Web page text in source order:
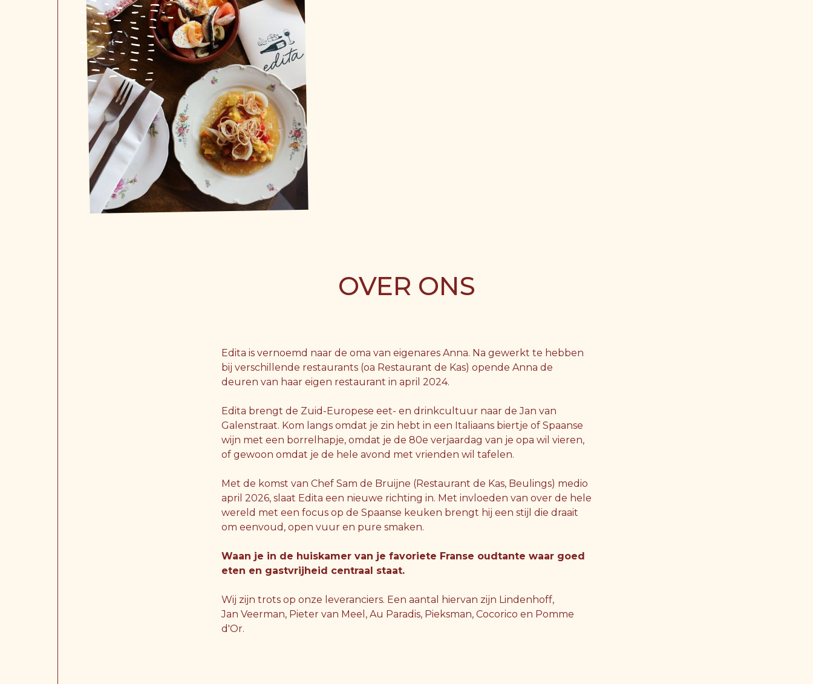
OVER ONS
Edita is vernoemd naar de oma van eigenares Anna. Na gewerkt te hebben
bij verschillende restaurants (oa Restaurant de Kas) opende Anna de
deuren van haar eigen restaurant in april 2024.
Edita brengt de Zuid-Europese eet- en drinkcultuur naar de Jan van
Galenstraat. Kom langs omdat je zin hebt in een Italiaans biertje of Spaanse
wijn met een borrelhapje, omdat je de 80e verjaardag van je opa wil vieren,
of gewoon omdat je de hele avond met vrienden wil tafelen.
Met de komst van Chef Sam de Bruijne (Restaurant de Kas, Beulings) medio
april 2026, slaat Edita een nieuwe richting in. Met invloeden van over de hele
wereld met een focus op de Spaanse keuken brengt hij een stijl die draait
om eenvoud, open vuur en pure smaken.
Waan je in de huiskamer van je favoriete Franse oudtante waar goed
eten en gastvrijheid centraal staat.
Wij zijn trots op onze leveranciers. Een aantal hiervan zijn Lindenhoff,
Jan Veerman, Pieter van Meel, Au Paradis, Pieksman, Cocorico en Pomme
d'Or.